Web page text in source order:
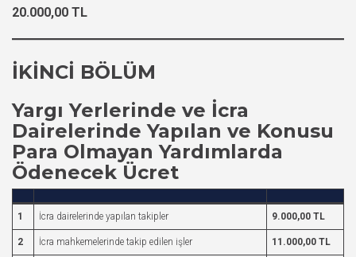
20.000,00 TL
İKİNCİ BÖLÜM
Yargı Yerlerinde ve İcra
Dairelerinde Yapılan ve Konusu
Para Olmayan Yardımlarda
Ödenecek Ücret
1 İcra dairelerinde yapılan takipler 9.000,00 TL
2 İcra mahkemelerinde takip edilen işler 11.000,00 TL